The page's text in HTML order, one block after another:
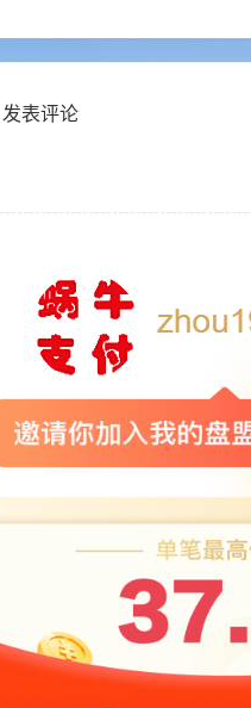
发表评论